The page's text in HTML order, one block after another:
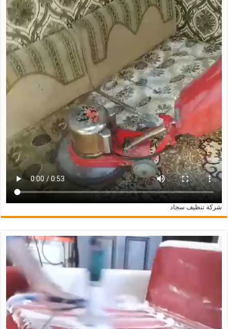
شركة تنظيف سجاد